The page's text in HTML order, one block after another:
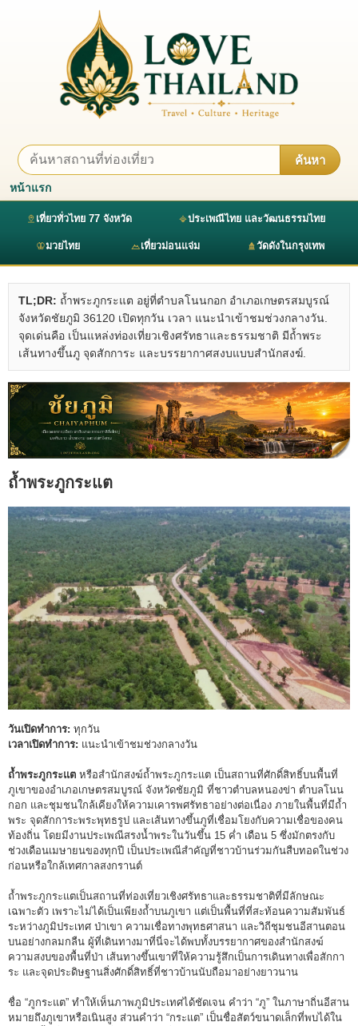
ค้นหา
หน้าแรก
เที่ยวทั่วไทย 77 จังหวัด ประเพณีไทย และวัฒนธรรมไทย
มวยไทย เที่ยวม่อนแจ่ม วัดดังในกรุงเทพ
TL;DR: ถ้ำพระภูกระแต อยู่ที่ตำบลโนนกอก อำเภอเกษตรสมบูรณ์
จังหวัดชัยภูมิ 36120 เปิดทุกวัน เวลา แนะนำเข้าชมช่วงกลางวัน.
จุดเด่นคือ เป็นแหล่งท่องเที่ยวเชิงศรัทธาและธรรมชาติ มีถ้ำพระ
เส้นทางขึ้นภู จุดสักการะ และบรรยากาศสงบแบบสำนักสงฆ์.
ถ้ำพระภูกระแต
วันเปิดทำการ: ทุกวัน
เวลาเปิดทำการ: แนะนำเข้าชมช่วงกลางวัน
ถ้ำพระภูกระแต หรือสำนักสงฆ์ถ้ำพระภูกระแต เป็นสถานที่ศักดิ์สิทธิ์บนพื้นที่
ภูเขาของอำเภอเกษตรสมบูรณ์ จังหวัดชัยภูมิ ที่ชาวตำบลหนองข่า ตำบลโนน
กอก และชุมชนใกล้เคียงให้ความเคารพศรัทธาอย่างต่อเนื่อง ภายในพื้นที่มีถ้ำ
พระ จุดสักการะพระพุทธรูป และเส้นทางขึ้นภูที่เชื่อมโยงกับความเชื่อของคน
ท้องถิ่น โดยมีงานประเพณีสรงน้ำพระในวันขึ้น 15 ค่ำ เดือน 5 ซึ่งมักตรงกับ
ช่วงเดือนเมษายนของทุกปี เป็นประเพณีสำคัญที่ชาวบ้านร่วมกันสืบทอดในช่วง
ก่อนหรือใกล้เทศกาลสงกรานต์
ถ้ำพระภูกระแตเป็นสถานที่ท่องเที่ยวเชิงศรัทธาและธรรมชาติที่มีลักษณะ
เฉพาะตัว เพราะไม่ได้เป็นเพียงถ้ำบนภูเขา แต่เป็นพื้นที่ที่สะท้อนความสัมพันธ์
ระหว่างภูมิประเทศ ป่าเขา ความเชื่อทางพุทธศาสนา และวิถีชุมชนอีสานตอน
บนอย่างกลมกลืน ผู้ที่เดินทางมาที่นี่จะได้พบทั้งบรรยากาศของสำนักสงฆ์
ความสงบของพื้นที่ป่า เส้นทางขึ้นเขาที่ให้ความรู้สึกเป็นการเดินทางเพื่อสักกา
ระ และจุดประดิษฐานสิ่งศักดิ์สิทธิ์ที่ชาวบ้านนับถือมาอย่างยาวนาน
ชื่อ “ภูกระแต” ทำให้เห็นภาพภูมิประเทศได้ชัดเจน คำว่า “ภู” ในภาษาถิ่นอีสาน
หมายถึงภูเขาหรือเนินสูง ส่วนคำว่า “กระแต” เป็นชื่อสัตว์ขนาดเล็กที่พบได้ใน